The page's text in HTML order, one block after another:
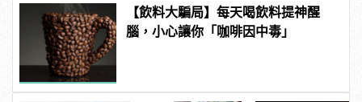
【飲料大騙局】每天喝飲料提神醒
腦，小心讓你「咖啡因中毒」